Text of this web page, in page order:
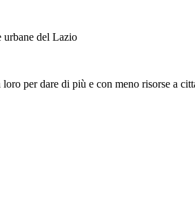
urbane del Lazio
per dare di più e con meno risorse a